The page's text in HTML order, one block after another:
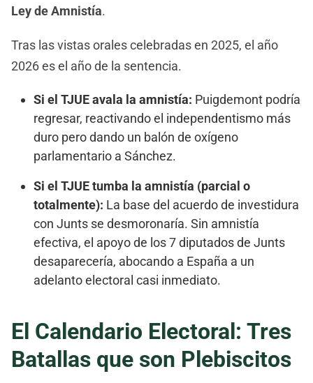
Ley de Amnistía.
Tras las vistas orales celebradas en 2025, el año
2026 es el año de la sentencia.
Si el TJUE avala la amnistía: Puigdemont podría
regresar, reactivando el independentismo más
duro pero dando un balón de oxígeno
parlamentario a Sánchez.
Si el TJUE tumba la amnistía (parcial o
totalmente): La base del acuerdo de investidura
con Junts se desmoronaría. Sin amnistía
efectiva, el apoyo de los 7 diputados de Junts
desaparecería, abocando a España a un
adelanto electoral casi inmediato.
El Calendario Electoral: Tres
Batallas que son Plebiscitos